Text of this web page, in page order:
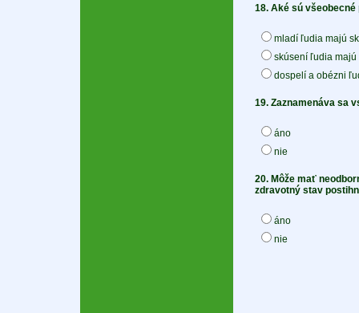
18. Aké sú
mladí ľudia majú
skúsení ľudia
dospelí a obézni
19. Zaznamenáva sa
áno
nie
20. Môže mať
zdravotný stav
áno
nie